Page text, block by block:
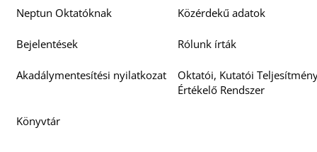
Neptun Oktatóknak Közérdekű adatok
Bejelentések Rólunk írták
Akadálymentesítési nyilatkozat
Oktatói, Kutatói
Értékelő Rendszer
Könyvtár